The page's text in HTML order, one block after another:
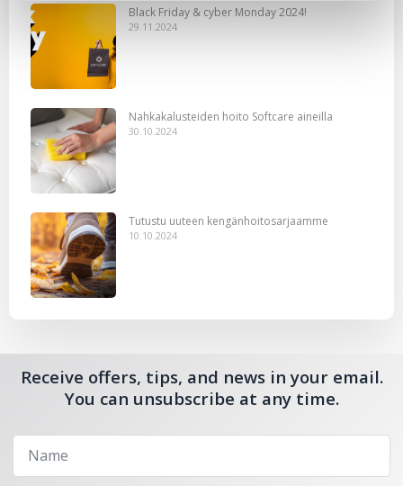
Black Friday & cyber Monday 2024!
29.11.2024
Nahkakalusteiden hoito Softcare aineilla
30.10.2024
Tutustu uuteen kengänhoitosarjaamme
10.10.2024
Receive offers, tips, and news in your email.
You can unsubscribe at any time.